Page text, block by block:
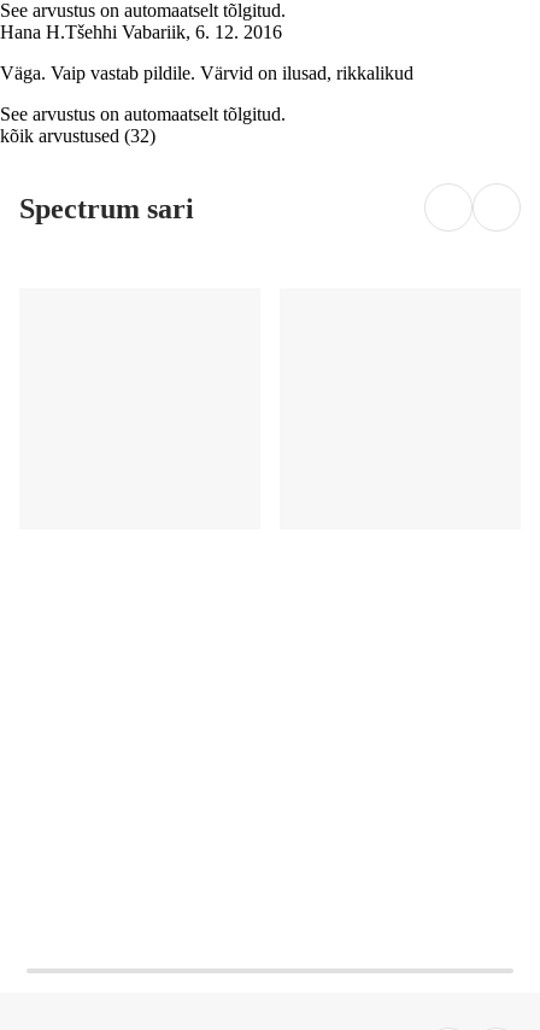
See arvustus on automaatselt tõlgitud.
Hana H.Tšehhi Vabariik, 6. 12. 2016
Väga. Vaip vastab pildile. Värvid on ilusad, rikkalikud
See arvustus on automaatselt tõlgitud.
kõik arvustused (32)
Spectrum sari